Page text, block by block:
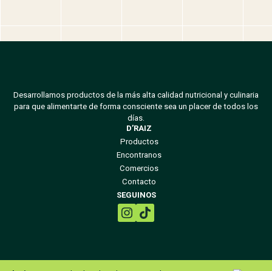
Desarrollamos productos de la más alta calidad nutricional y culinaria
para que alimentarte de forma consciente sea un placer de todos los
días.
D’RAIZ
Productos
Encontranos
Comercios
Contacto
SEGUINOS